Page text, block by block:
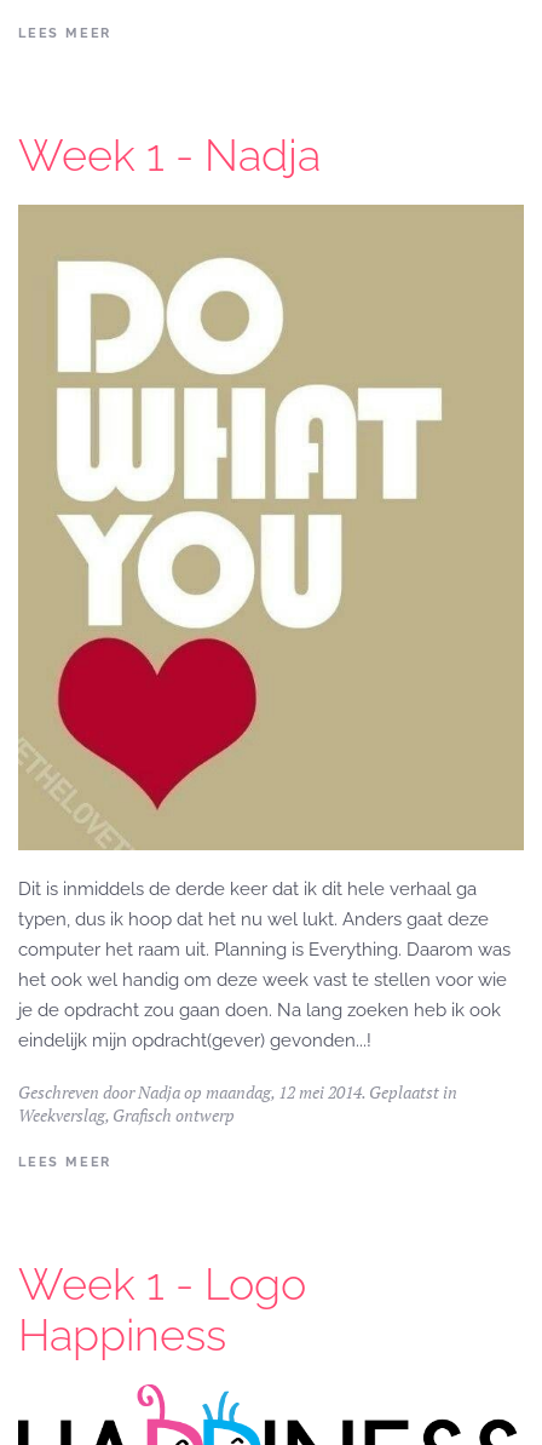
LEES MEER
Week 1 - Nadja
Dit is inmiddels de derde keer dat ik dit hele verhaal ga
typen, dus ik hoop dat het nu wel lukt. Anders gaat deze
computer het raam uit. Planning is Everything. Daarom was
het ook wel handig om deze week vast te stellen voor wie
je de opdracht zou gaan doen. Na lang zoeken heb ik ook
eindelijk mijn opdracht(gever) gevonden...!
Geschreven doorNadjaop maandag, 12 mei 2014. Geplaatst in
Weekverslag, Grafisch ontwerp
LEES MEER
Week 1 - Logo
Happiness